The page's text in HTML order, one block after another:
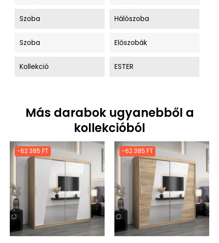
Szoba Hálószoba
Szoba Előszobák
Kollekció ESTER
Más darabok ugyanebből a
kollekcióból
-62 385 FT -62 385 FT
‹